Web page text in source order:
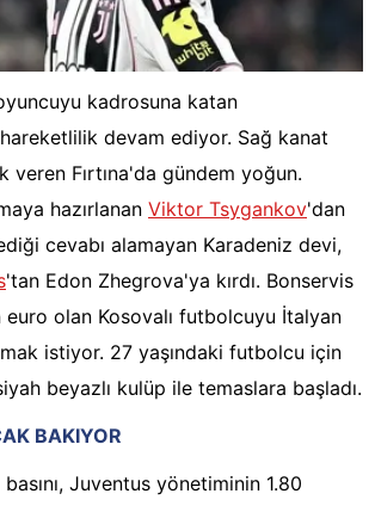
kadrosuna katan
devam ediyor. Sağ kanat
veren Fırtına'da gündem yoğun.
hazırlanan Viktor Tsygankov'dan
cevabı alamayan Karadeniz devi,
'tan Edon Zhegrova'ya kırdı. Bonservis
olan Kosovalı futbolcuyu İtalyan
istiyor. 27 yaşındaki futbolcu için
beyazlı kulüp ile temaslara başladı.
BAKIYOR
Juventus yönetiminin 1.80